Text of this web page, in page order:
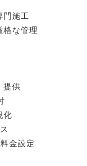
門施工
格な管理
提供
化
金設定